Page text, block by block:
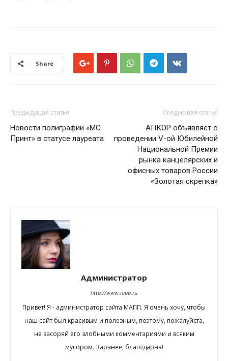
Share
Предыдущая статья
Новости полиграфии «МС
Принт» в статусе лауреата
Следующая статья
АПКОР объявляет о
проведении V-ой Юбилейной
Национальной Премии
рынка канцелярских и
офисных товаров России
«Золотая скрепка»
Администратор
http://www.iapp.ru
Привет! Я - администратор сайта МАПП. Я очень хочу, чтобы
наш сайт был красивым и полезным, поэтому, пожалуйста,
не засоряй его злобными комментариями и всяким
мусором. Заранее, благодарна!